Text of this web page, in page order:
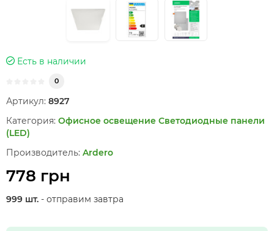
Есть в наличии
0
Артикул: 8927
Категория: Офисное освещение Светодиодные панели
(LED)
Производитель: Ardero
778 грн
999 шт. - отправим завтра